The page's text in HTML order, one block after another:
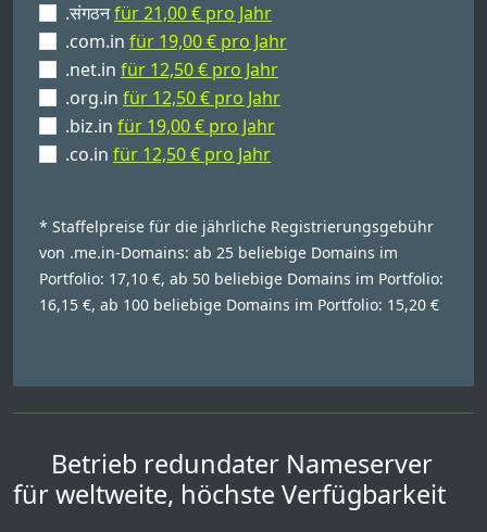
.संगठनfür 21,00 € pro Jahr
.com.in für 19,00 € pro Jahr
.net.in für 12,50 € pro Jahr
.org.in für 12,50 € pro Jahr
.biz.in für 19,00 € pro Jahr
.co.in für 12,50 € pro Jahr
* Staffelpreise für die jährliche Registrierungsgebühr
von .me.in-Domains: ab 25 beliebige Domains im
Portfolio: 17,10 €, ab 50 beliebige Domains im Portfolio:
16,15 €, ab 100 beliebige Domains im Portfolio: 15,20 €
Betrieb redundater Nameserver
für weltweite, höchste Verfügbarkeit